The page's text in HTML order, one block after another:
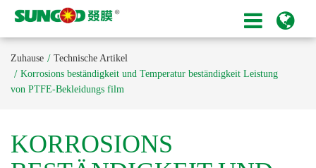
Zuhause
Technische Artikel
Korrosions beständigkeit und Temperatur beständigkeit Leistung
von PTFE-Bekleidungs film
KORROSIONS